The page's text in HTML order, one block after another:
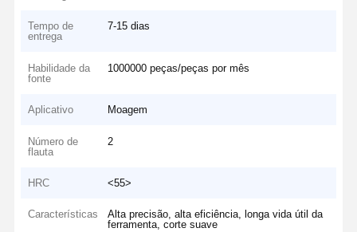
Tempo de
entrega
7-15 dias
Habilidade da
fonte
1000000 peças/peças por mês
Aplicativo Moagem
Número de
flauta
2
HRC <55>
Características
Alta precisão, alta eficiência, longa vida útil da
ferramenta, corte suave